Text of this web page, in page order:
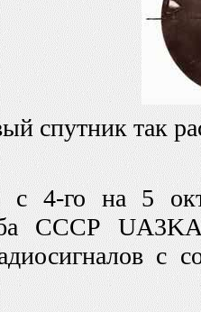
спутник так
4-го на 5
СССР
с